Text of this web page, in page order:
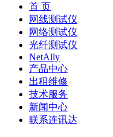
首 页
网线测试仪
网络测试仪
光纤测试仪
NetAlly
产品中心
出租维修
技术服务
新闻中心
联系连讯达